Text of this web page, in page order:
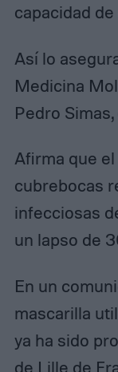
capacidad
Así lo
Medicina
Pedro
Afirma que
cubrebocas
infecciosas
un lapso de
En un
mascarilla
ya ha sido
de Lille de